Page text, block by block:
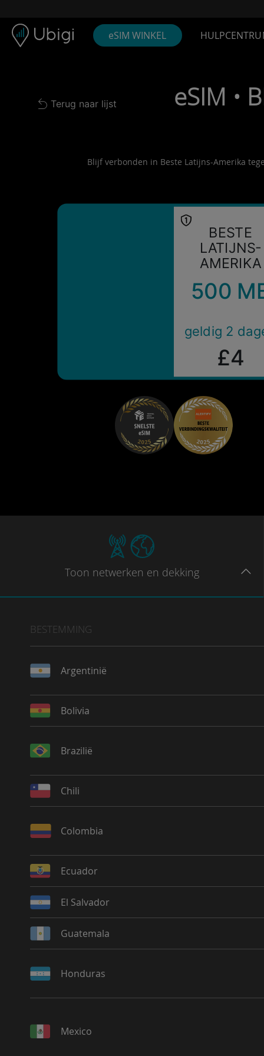
eSIM WINKEL
Back to list
Terug naar lijst
eSIM •
Blijf verbonden in Beste Latijns-Amerika
BESTE
LATIJNS-
AMERIKA
500
geldig 2
£4
Toon netwerken en dekking
BESTEMMING
Argentinië
Bolivia
Brazilië
Chili
Colombia
Ecuador
El Salvador
Guatemala
Honduras
Mexico